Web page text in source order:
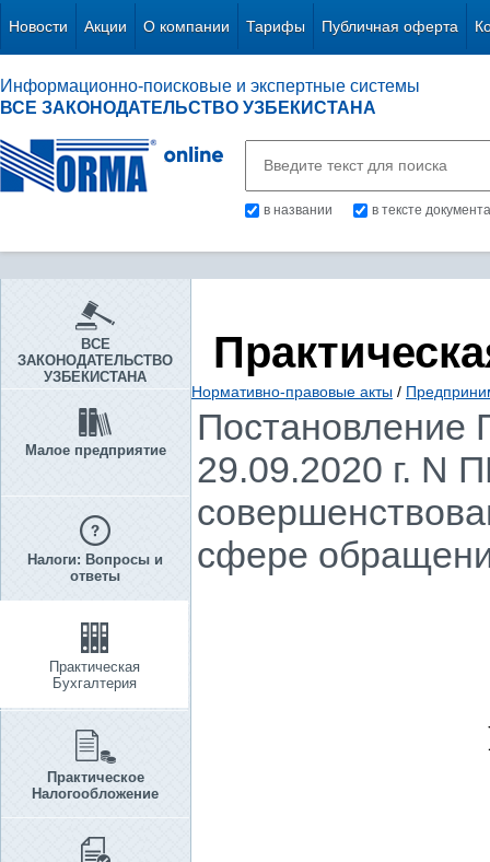
Новости Акции О компании Тарифы Публичная оферта
Информационно-поисковые и экспертные системы
ВСЕ ЗАКОНОДАТЕЛЬСТВО УЗБЕКИСТАНА
в названии в тексте документа
ВСЕ
ЗАКОНОДАТЕЛЬСТВО
УЗБЕКИСТАНА
Малое предприятие
Налоги: Вопросы и
ответы
Практическая
Бухгалтерия
Практическое
Налогообложение
Нормативно-правовые акты /
Постановление
29.09.2020 г. N
сфере